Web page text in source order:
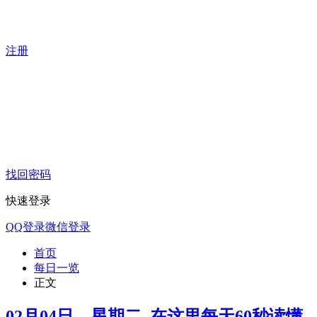
注册
找回密码
快速登录
QQ登录微信登录
首页
每日一览
正文